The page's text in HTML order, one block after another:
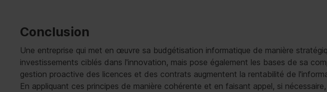
Conclusion
Une entreprise qui met en œuvre sa budgétisation informatique de manière
investissements ciblés dans l'innovation, mais pose également les bases de sa
gestion proactive des licences et des contrats augmentent la rentabilité de
En appliquant ces principes de manière cohérente et en faisant appel, si